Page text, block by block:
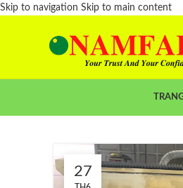
Skip to navigation Skip to main content
27